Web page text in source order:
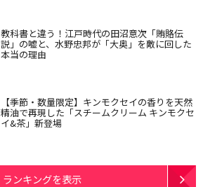
教科書と違う！江戸時代の田沼意次「賄賂伝
説」の嘘と、水野忠邦が「大奥」を敵に回した
本当の理由
【季節・数量限定】キンモクセイの香りを天然
精油で再現した「スチームクリーム キンモクセ
イ&茶」新登場
ランキングを表示